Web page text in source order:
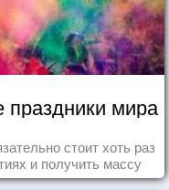
мира
стоит хоть раз
и получить массу